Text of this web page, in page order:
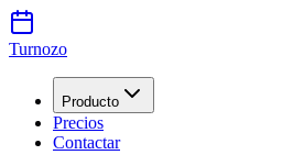
Turnozo
Producto
Precios
Contactar